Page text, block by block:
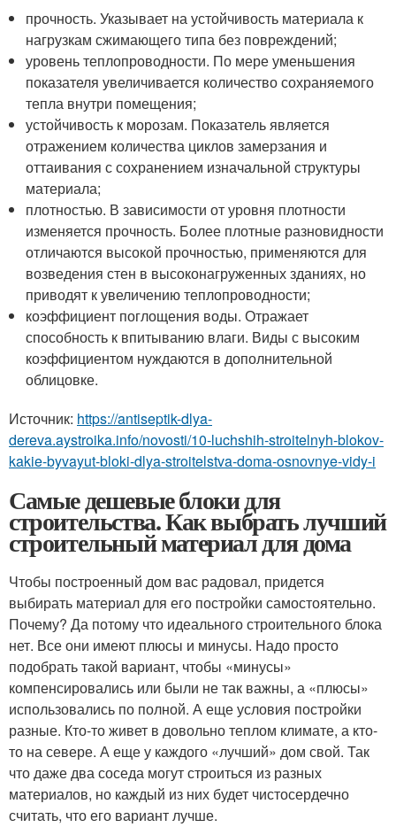
прочность. Указывает на устойчивость материала к
нагрузкам сжимающего типа без повреждений;
уровень теплопроводности. По мере уменьшения
показателя увеличивается количество сохраняемого
тепла внутри помещения;
устойчивость к морозам. Показатель является
отражением количества циклов замерзания и
оттаивания с сохранением изначальной структуры
материала;
плотностью. В зависимости от уровня плотности
изменяется прочность. Более плотные разновидности
отличаются высокой прочностью, применяются для
возведения стен в высоконагруженных зданиях, но
приводят к увеличению теплопроводности;
коэффициент поглощения воды. Отражает
способность к впитыванию влаги. Виды с высоким
коэффициентом нуждаются в дополнительной
облицовке.
Источник: https://antiseptik-dlya-
dereva.aystroika.info/novosti/10-luchshih-stroitelnyh-blokov-
kakie-byvayut-bloki-dlya-stroitelstva-doma-osnovnye-vidy-i
Самые дешевые блоки для
строительства. Как выбрать лучший
строительный материал для дома
Чтобы построенный дом вас радовал, придется
выбирать материал для его постройки самостоятельно.
Почему? Да потому что идеального строительного блока
нет. Все они имеют плюсы и минусы. Надо просто
подобрать такой вариант, чтобы «минусы»
компенсировались или были не так важны, а «плюсы»
использовались по полной. А еще условия постройки
разные. Кто-то живет в довольно теплом климате, а кто-
то на севере. А еще у каждого «лучший» дом свой. Так
что даже два соседа могут строиться из разных
материалов, но каждый из них будет чистосердечно
считать, что его вариант лучше.